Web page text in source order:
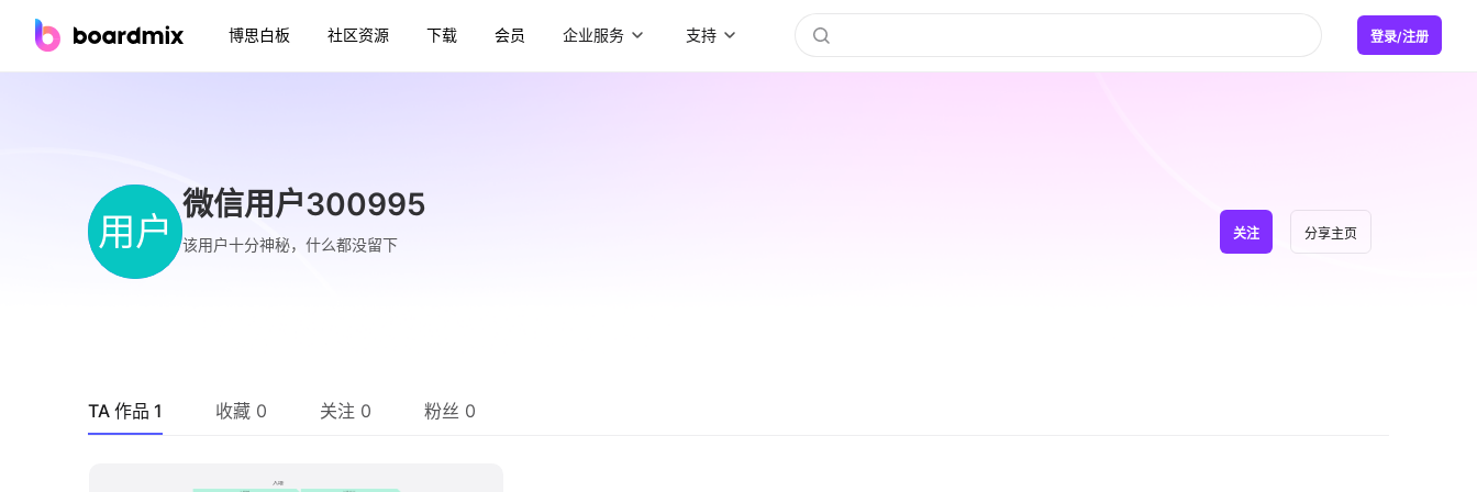
博思白板 社区资源 下载 会员 企业服务 支持 登录/注册
用户
微信用户300995
该用户十分神秘，什么都没留下
关注 分享主页
TA 作品 1 收藏 0 关注 0 粉丝 0